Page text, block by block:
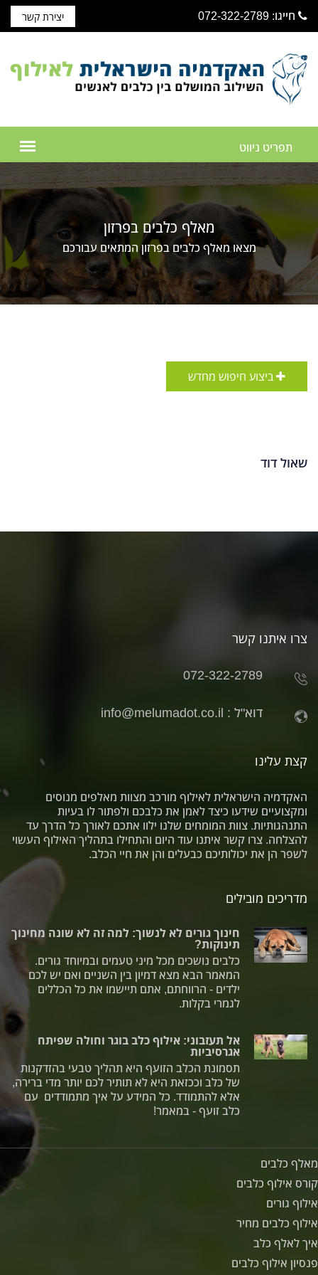
חייגו: 072-322-2789 יצירת קשר
מאלף כלבים בפרזון
מצאו מאלף כלבים בפרזון המתאים עבורכם
ביצוע חיפוש מחדש
שאול דוד
צרו איתנו קשר
072-322-2789
דוא"ל : info@melumadot.co.il
מדריכים מובילים
חינוך גורים לא לנשוך: למה זה לא שונה מחינוך
תינוקות?
כלבים נושכים מכל מיני טעמים ובמיוחד גורים.
המאמר הבא מצא דמיון בין השניים ואם יש לכם
ילדים - הרווחתם, אתם תיישמו את כל הכללים
לגמרי בקלות.
אל תעזבוני: אילוף כלב בוגר וחולה שפיתח
אגרסיביות
תסמונת הכלב הזועף היא תהליך טבעי בהזדקנות
של כלב וככזאת היא לא תותיר לכם יותר מדי ברירה,
אלא להתמודד. כל המידע על איך מתמודדים עם
כלב זועף - במאמר!
קצת עלינו
האקדמיה הישראלית לאילוף מורכב מצוות מאלפים מנוסים
ומקצועיים שידעו כיצד לאמן את כלבכם ולפתור לו בעיות
התנהגותיות. צוות המומחים שלנו ילוו אתכם לאורך כל הדרך עד
להצלחה. צרו קשר איתנו עוד היום והתחילו בתהליך האילוף העשוי
לשפר הן את יכולותיכם כבעלים והן את חיי הכלב.
מאלף כלבים
קורס אילוף כלבים
אילוף גורים
אילוף כלבים מחיר
איך לאלף כלב
פנסיון אילוף כלבים